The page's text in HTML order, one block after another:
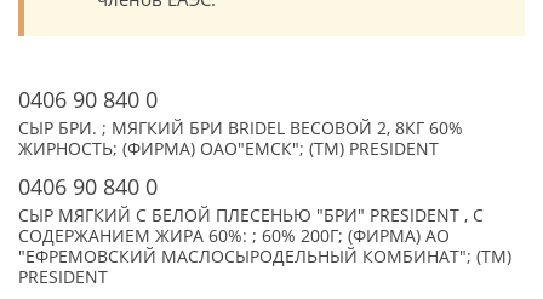
0406 90 840 0
СЫР БРИ. ; МЯГКИЙ БРИ BRIDEL ВЕСОВОЙ 2, 8КГ 60%
ЖИРНОСТЬ; (ФИРМА) ОАО"ЕМСК"; (TM) PRESIDENT
0406 90 840 0
СЫР МЯГКИЙ С БЕЛОЙ ПЛЕСЕНЬЮ "БРИ" PRESIDENT , С
СОДЕРЖАНИЕМ ЖИРА 60%: ; 60% 200Г; (ФИРМА) АО
"ЕФРЕМОВСКИЙ МАСЛОСЫРОДЕЛЬНЫЙ КОМБИНАТ"; (TM)
PRESIDENT